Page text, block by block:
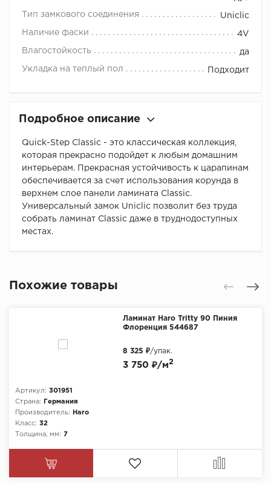
Тип замкового соединения Uniclic
Наличие фаски 4V
Влагостойкость да
Укладка на теплый пол Подходит
Подробное описание
Quick-Step Classic - это классическая коллекция,
которая прекрасно подойдет к любым домашним
интерьерам. Прекрасная устойчивость к царапинам
обеспечивается за счет использования корунда в
верхнем слое панели ламината Classic.
Универсальный замок Uniclic позволит без труда
собрать ламинат Classic даже в труднодоступных
местах.
Похожие товары
Ламинат Haro Tritty 90 Пиния
Флоренция 544687
Артикул: 301951
Страна:
Германия
Производитель:
Haro
Класс: 32
Толщина, мм: 7
3 750 ₽/м2
8 325 ₽/упак.